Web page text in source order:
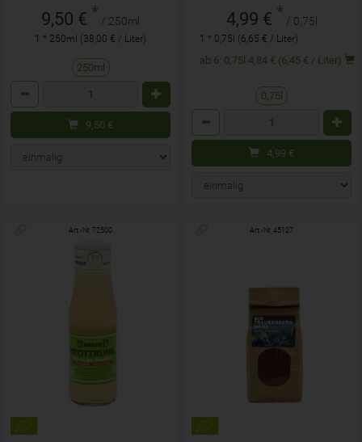
9,50 € * / 250ml
1 * 250ml (38,00 € / Liter)
250ml
9,50 €
4,99 € * / 0,75l
1 * 0,75l (6,65 € / Liter)
ab 6: 0,75l 4,84 € (6,45 € / Liter)
0,75l
4,99 €
Art.-Nr. 72500 Art.-Nr. 45127